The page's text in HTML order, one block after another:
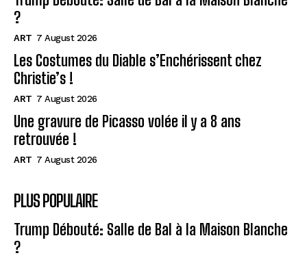
?
ART 7 August 2026
Les Costumes du Diable s’Enchérissent chez
Christie’s !
ART 7 August 2026
Une gravure de Picasso volée il y a 8 ans
retrouvée !
ART 7 August 2026
PLUS POPULAIRE
Trump Débouté: Salle de Bal à la Maison Blanche
?